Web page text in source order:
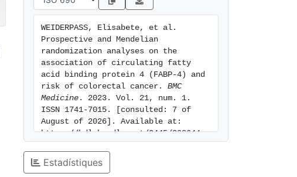
WEIDERPASS, Elisabete, et al.
Prospective and Mendelian
randomization analyses on the
association of circulating fatty
acid binding protein 4 (FABP-4) and
risk of colorectal cancer. BMC
Medicine . 2023. Vol. 21, num. 1.
ISSN 1741-7015. [consulted: 7 of
August of 2026]. Available at:
https://hdl.handle.net/2445/208644
Estadístiques